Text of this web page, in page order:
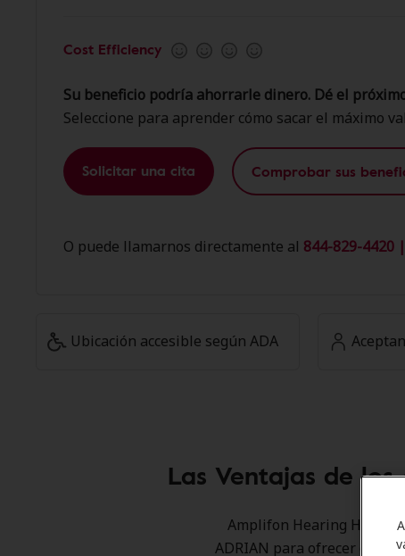
Cost Efficiency
Su beneficio podría ahorrarle dinero. Dé el
Seleccione para aprender cómo sacar el máximo
Solicitar una cita Comprobar sus
O puede llamarnos directamente al 844-829-4420
Ubicación accesible según ADA
Las Ventajas de
Amplifon Hearing Health
ADRIAN para ofrecer